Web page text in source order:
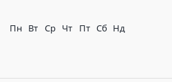
Пн Вт Ср Чт Пт Сб Нд